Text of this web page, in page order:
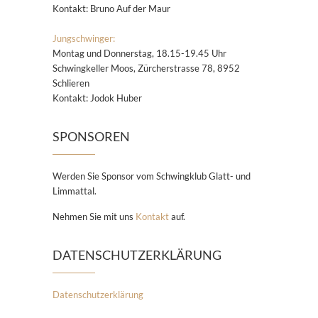
Kontakt: Bruno Auf der Maur
Jungschwinger:
Montag und Donnerstag, 18.15-19.45 Uhr
Schwingkeller Moos, Zürcherstrasse 78, 8952
Schlieren
Kontakt: Jodok Huber
SPONSOREN
Werden Sie Sponsor vom Schwingklub Glatt- und
Limmattal.
Nehmen Sie mit uns Kontaktauf.
DATENSCHUTZERKLÄRUNG
Datenschutzerklärung